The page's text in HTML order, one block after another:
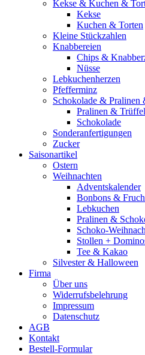
Kekse & Kuchen &
Kekse
Kuchen & Torten
Kleine Stückzahlen
Knabbereien
Chips &
Nüsse
Lebkuchenherzen
Pfefferminz
Schokolade & Pralinen
Pralinen & Trüffel
Schokolade
Sonderanfertigungen
Zucker
Saisonartikel
Ostern
Weihnachten
Adventskalender
Bonbons &
Lebkuchen
Pralinen &
Schoko-
Stollen +
Tee & Kakao
Silvester & Halloween
Firma
Über uns
Widerrufsbelehrung
Impressum
Datenschutz
AGB
Kontakt
Bestell-Formular